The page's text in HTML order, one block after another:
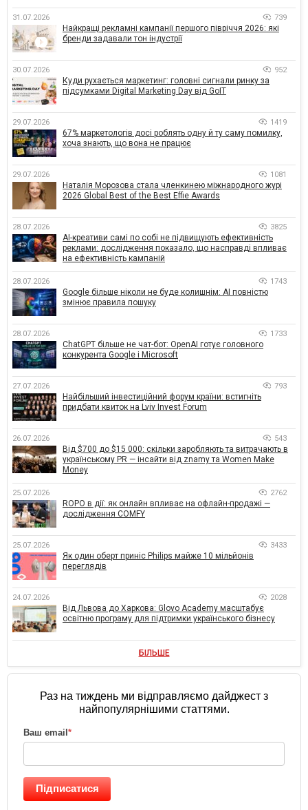
31.07.2026 739
Найкращі рекламні кампанії першого півріччя 2026: які
бренди задавали тон індустрії
30.07.2026 952
Куди рухається маркетинг: головні сигнали ринку за
підсумками Digital Marketing Day від GoIT
29.07.2026 1419
67% маркетологів досі роблять одну й ту саму помилку,
хоча знають, що вона не працює
29.07.2026 1081
Наталія Морозова стала членкинею міжнародного журі
2026 Global Best of the Best Effie Awards
28.07.2026 3825
AI-креативи самі по собі не підвищують ефективність
реклами: дослідження показало, що насправді впливає
на ефективність кампаній
28.07.2026 1743
Google більше ніколи не буде колишнім: AI повністю
змінює правила пошуку
28.07.2026 1733
ChatGPT більше не чат-бот: OpenAI готує головного
конкурента Google і Microsoft
27.07.2026 793
Найбільший інвестиційний форум країни: встигніть
придбати квиток на Lviv Invest Forum
26.07.2026 543
Від $700 до $15 000: скільки заробляють та витрачають в
українському PR — інсайти від znamy та Women Make
Money
25.07.2026 2762
ROPO в дії: як онлайн впливає на офлайн-продажі —
дослідження COMFY
25.07.2026 3433
Як один оберт приніс Philips майже 10 мільйонів
переглядів
24.07.2026 2028
Від Львова до Харкова: Glovo Academy масштабує
освітню програму для підтримки українського бізнесу
БІЛЬШЕ
Раз на тиждень ми відправляємо дайджест з
найпопулярнішими статтями.
Ваш email*
Підписатися